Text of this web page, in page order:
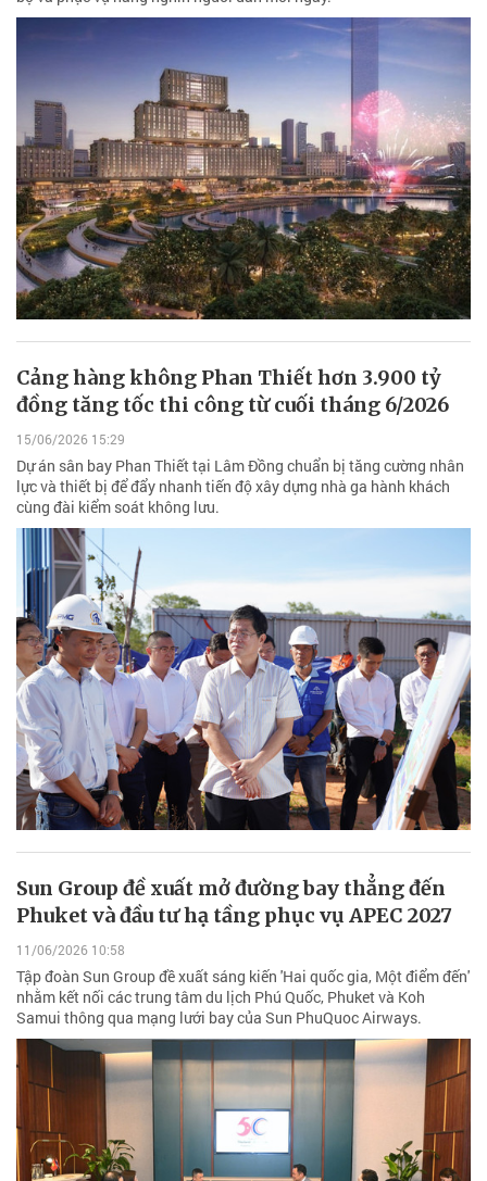
Cảng hàng không Phan Thiết hơn 3.900 tỷ
đồng tăng tốc thi công từ cuối tháng 6/2026
15/06/2026 15:29
Dự án sân bay Phan Thiết tại Lâm Đồng chuẩn bị tăng cường nhân
lực và thiết bị để đẩy nhanh tiến độ xây dựng nhà ga hành khách
cùng đài kiểm soát không lưu.
Sun Group đề xuất mở đường bay thẳng đến
Phuket và đầu tư hạ tầng phục vụ APEC 2027
11/06/2026 10:58
Tập đoàn Sun Group đề xuất sáng kiến 'Hai quốc gia, Một điểm đến'
nhằm kết nối các trung tâm du lịch Phú Quốc, Phuket và Koh
Samui thông qua mạng lưới bay của Sun PhuQuoc Airways.